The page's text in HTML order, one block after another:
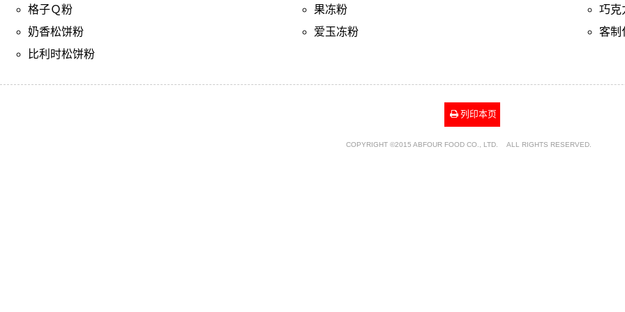
格子Ｑ粉
奶香松饼粉
比利时松饼粉
果冻粉
爱玉冻粉
巧克
客制
列印本页
COPYRIGHT ©2015 ABFOUR FOOD CO., LTD. ALL RIGHTS RESERVED.